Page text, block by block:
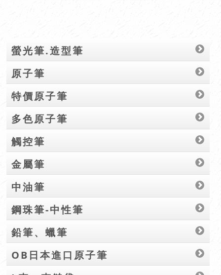
螢光筆.造型筆
原子筆
特價原子筆
多色原子筆
觸控筆
金屬筆
中油筆
鋼珠筆-中性筆
鉛筆、蠟筆
OB日本進口原子筆